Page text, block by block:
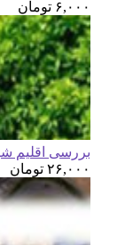
۶,۰۰۰ تومان
بررسی اقلیم شیراز
۲۶,۰۰۰ تومان